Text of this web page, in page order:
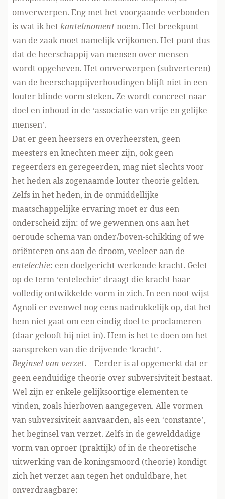
omverwerpen. Eng met het voorgaande verbonden
is wat ik hetkantelmomentnoem. Het breekpunt
van de zaak moet namelijk vrijkomen. Het punt dus
dat de heerschappij van mensen over mensen
wordt opgeheven. Het omverwerpen (subverteren)
van de heerschappijverhoudingen blijft niet in een
louter blinde vorm steken. Ze wordt concreet naar
doel en inhoud in de ‘associatie van vrije en gelijke
mensen’.
Dat er geen heersers en overheersten, geen
meesters en knechten meer zijn, ook geen
regeerders en geregeerden, mag niet slechts voor
het heden als zogenaamde louter theorie gelden.
Zelfs in het heden, in de onmiddellijke
maatschappelijke ervaring moet er dus een
onderscheid zijn: of we gewennen ons aan het
oeroude schema van onder/boven-schikking of we
oriënteren ons aan de droom, veeleer aan de
entelechie: een doelgericht werkende kracht. Gelet
op de term ‘entelechie’ draagt die kracht haar
volledig ontwikkelde vorm in zich. In een noot wijst
Agnoli er evenwel nog eens nadrukkelijk op, dat het
hem niet gaat om een eindig doel te proclameren
(daar gelooft hij niet in). Hem is het te doen om het
aanspreken van die drijvende ‘kracht’.
Beginsel van verzet. Eerder is al opgemerkt dat er
geen eenduidige theorie over subversiviteit bestaat.
Wel zijn er enkele gelijksoortige elementen te
vinden, zoals hierboven aangegeven. Alle vormen
van subversiviteit aanvaarden, als een ‘constante’,
het beginsel van verzet. Zelfs in de gewelddadige
vorm van oproer (praktijk) of in de theoretische
uitwerking van de koningsmoord (theorie) kondigt
zich het verzet aan tegen het onduldbare, het
onverdraagbare: